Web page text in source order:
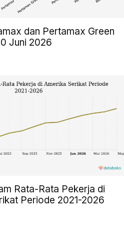
dan Pertamax Green
Juni 2026
Rata-Rata Pekerja di
Periode 2021-2026